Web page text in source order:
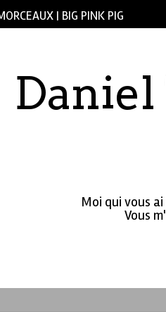
| BIG PINK PIG
Moi qui vous
Vous